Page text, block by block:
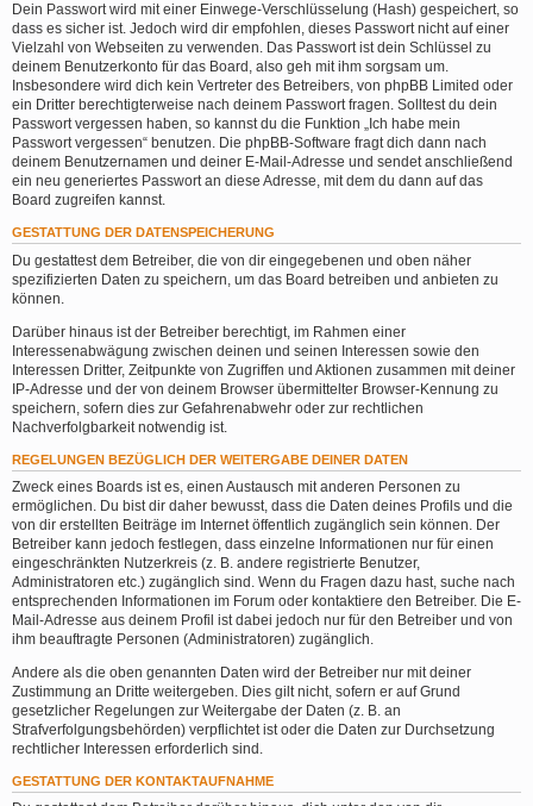
Dein Passwort wird mit einer Einwege-Verschlüsselung (Hash) gespeichert, so
dass es sicher ist. Jedoch wird dir empfohlen, dieses Passwort nicht auf einer
Vielzahl von Webseiten zu verwenden. Das Passwort ist dein Schlüssel zu
deinem Benutzerkonto für das Board, also geh mit ihm sorgsam um.
Insbesondere wird dich kein Vertreter des Betreibers, von phpBB Limited oder
ein Dritter berechtigterweise nach deinem Passwort fragen. Solltest du dein
Passwort vergessen haben, so kannst du die Funktion „Ich habe mein
Passwort vergessen“ benutzen. Die phpBB-Software fragt dich dann nach
deinem Benutzernamen und deiner E-Mail-Adresse und sendet anschließend
ein neu generiertes Passwort an diese Adresse, mit dem du dann auf das
Board zugreifen kannst.
GESTATTUNG DER DATENSPEICHERUNG
Du gestattest dem Betreiber, die von dir eingegebenen und oben näher
spezifizierten Daten zu speichern, um das Board betreiben und anbieten zu
können.
Darüber hinaus ist der Betreiber berechtigt, im Rahmen einer
Interessenabwägung zwischen deinen und seinen Interessen sowie den
Interessen Dritter, Zeitpunkte von Zugriffen und Aktionen zusammen mit deiner
IP-Adresse und der von deinem Browser übermittelter Browser-Kennung zu
speichern, sofern dies zur Gefahrenabwehr oder zur rechtlichen
Nachverfolgbarkeit notwendig ist.
REGELUNGEN BEZÜGLICH DER WEITERGABE DEINER DATEN
Zweck eines Boards ist es, einen Austausch mit anderen Personen zu
ermöglichen. Du bist dir daher bewusst, dass die Daten deines Profils und die
von dir erstellten Beiträge im Internet öffentlich zugänglich sein können. Der
Betreiber kann jedoch festlegen, dass einzelne Informationen nur für einen
eingeschränkten Nutzerkreis (z. B. andere registrierte Benutzer,
Administratoren etc.) zugänglich sind. Wenn du Fragen dazu hast, suche nach
entsprechenden Informationen im Forum oder kontaktiere den Betreiber. Die E-
Mail-Adresse aus deinem Profil ist dabei jedoch nur für den Betreiber und von
ihm beauftragte Personen (Administratoren) zugänglich.
Andere als die oben genannten Daten wird der Betreiber nur mit deiner
Zustimmung an Dritte weitergeben. Dies gilt nicht, sofern er auf Grund
gesetzlicher Regelungen zur Weitergabe der Daten (z. B. an
Strafverfolgungsbehörden) verpflichtet ist oder die Daten zur Durchsetzung
rechtlicher Interessen erforderlich sind.
GESTATTUNG DER KONTAKTAUFNAHME